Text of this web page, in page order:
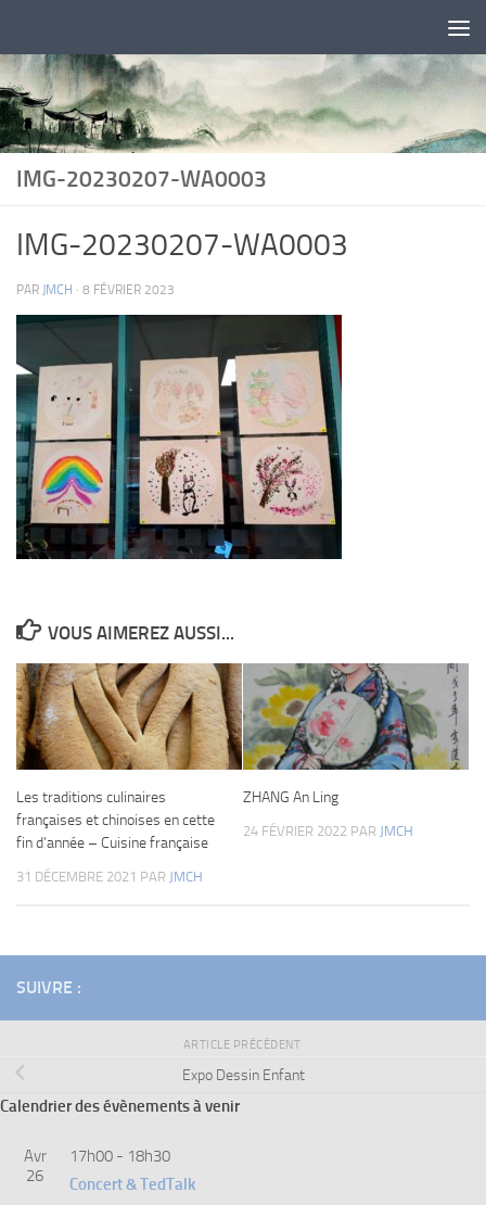
IMG-20230207-WA0003
IMG-20230207-WA0003
PAR JMCH · 8 FÉVRIER 2023
VOUS AIMEREZ AUSSI...
Les traditions culinaires
françaises et chinoises en cette
fin d’année – Cuisine française
31 DÉCEMBRE 2021 PAR JMCH
ZHANG An Ling
24 FÉVRIER 2022 PAR JMCH
SUIVRE :
ARTICLE PRÉCÉDENT
Expo Dessin Enfant
Calendrier des évènements à venir
Avr
26
17h00 - 18h30
Concert & TedTalk